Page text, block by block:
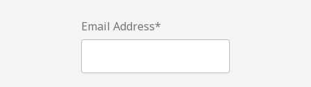
Email Address*